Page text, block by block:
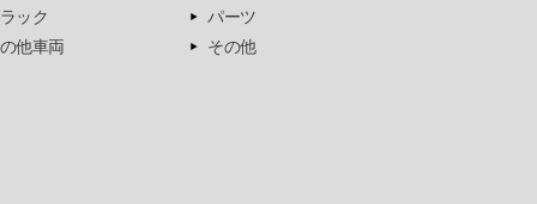
ック
他車両
パーツ
その他